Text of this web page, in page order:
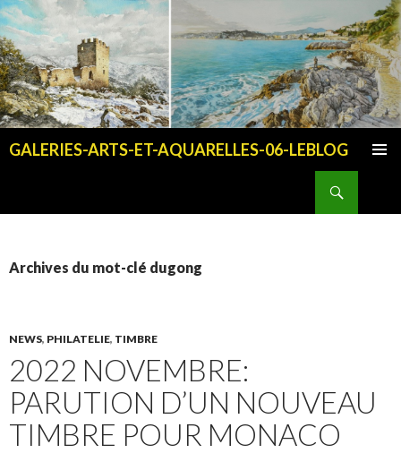
GALERIES-ARTS-ET-AQUARELLES-06-LEBLOG
Archives du mot-clé dugong
NEWS, PHILATELIE, TIMBRE
2022 NOVEMBRE:
PARUTION D’UN NOUVEAU
TIMBRE POUR MONACO